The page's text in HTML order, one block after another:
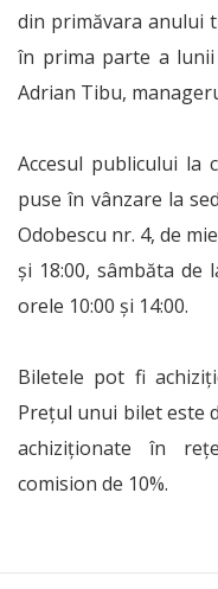
din primăvara anului
în prima parte a lunii
Adrian Tibu,
Accesul publicului la
puse în vânzare la
Odobescu nr. 4, de
și 18:00, sâmbăta de
orele 10:00 și 14:00.
Biletele pot fi
Prețul unui bilet este
achiziționate în
comision de 10%.